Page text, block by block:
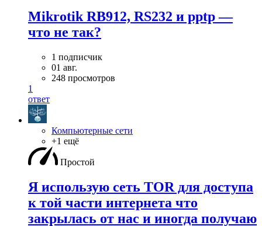
Mikrotik RB912, RS232 и pptp —
что не так?
1 подписчик
01 авг.
248 просмотров
1
ответ
Компьютерные сети
+1 ещё
Простой
Я использую сеть TOR для доступа
к той части интернета что
закрылась от нас и иногда получаю